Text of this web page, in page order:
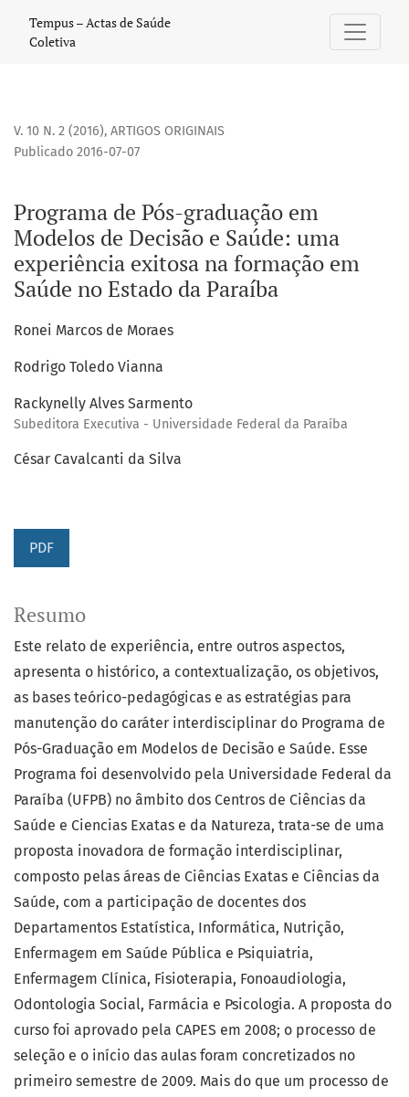
Programa de Pós-graduação em Modelos de Decisão e
Tempus – Actas de Saúde
Coletiva
V. 10 N. 2 (2016), ARTIGOS ORIGINAIS
Programa de Pós-graduação em
Modelos de Decisão e Saúde: uma
experiência exitosa na formação em
Saúde no Estado da Paraíba
Publicado 2016-07-07
Ronei Marcos de Moraes
Rodrigo Toledo Vianna
Rackynelly Alves Sarmento
Subeditora Executiva - Universidade Federal da Paraíba
César Cavalcanti da Silva
PDF
Resumo
Este relato de experiência, entre outros aspectos,
apresenta o histórico, a contextualização, os objetivos,
as bases teórico-pedagógicas e as estratégias para
manutenção do caráter interdisciplinar do Programa de
Pós-Graduação em Modelos de Decisão e Saúde. Esse
Programa foi desenvolvido pela Universidade Federal da
Paraíba (UFPB) no âmbito dos Centros de Ciências da
Saúde e Ciencias Exatas e da Natureza, trata-se de uma
proposta inovadora de formação interdisciplinar,
composto pelas áreas de Ciências Exatas e Ciências da
Saúde, com a participação de docentes dos
Departamentos Estatística, Informática, Nutrição,
Enfermagem em Saúde Pública e Psiquiatria,
Enfermagem Clínica, Fisioterapia, Fonoaudiologia,
Odontologia Social, Farmácia e Psicologia. A proposta do
curso foi aprovado pela CAPES em 2008; o processo de
seleção e o início das aulas foram concretizados no
primeiro semestre de 2009. Mais do que um processo de